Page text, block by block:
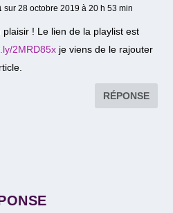
sur 28 octobre 2019 à 20 h 53 min
plaisir ! Le lien de la playlist est
2MRD85x je viens de le rajouter
RÉPONSE